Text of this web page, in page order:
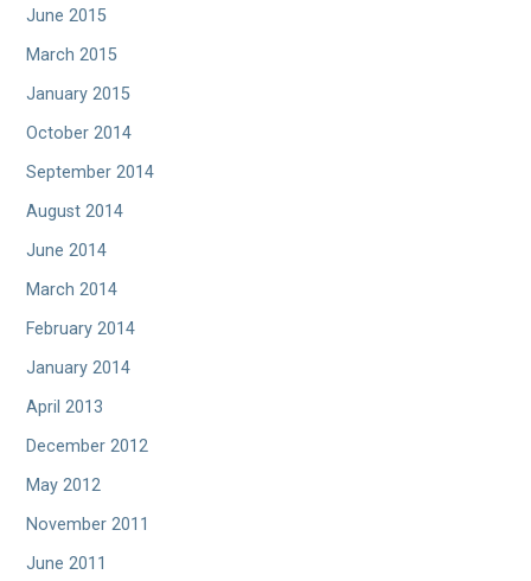
June 2015
March 2015
January 2015
October 2014
September 2014
August 2014
June 2014
March 2014
February 2014
January 2014
April 2013
December 2012
May 2012
November 2011
June 2011